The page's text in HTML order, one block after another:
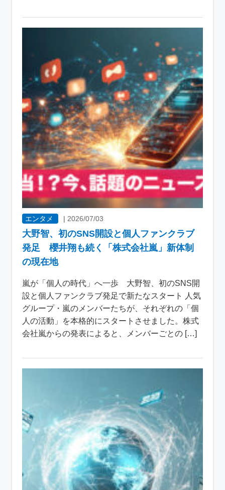
エンタメ |2026/07/03
大野智、初のSNS開設と個人ファンクラブ
発足 櫻井翔も続く「株式会社嵐」新体制
の現在地
嵐が「個人の時代」へ一歩 大野智、初のSNS開
設と個人ファンクラブ発足で新たなスタート 人気
グループ・嵐のメンバーたちが、それぞれの「個
人の活動」を本格的にスタートさせました。株式
会社嵐からの発表によると、メンバーごとの […]